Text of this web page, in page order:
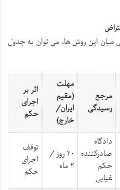
میان این روش ها، می توان به جدول
مرجع
رسیدگی
مهلت
(مقیم
ایران/
خارج)
اثر بر
اجرای
حکم
دادگاه
صادرکننده
حکم
غیابی
۲۰ روز /
۲ ماه
توقف
اجرای
حکم